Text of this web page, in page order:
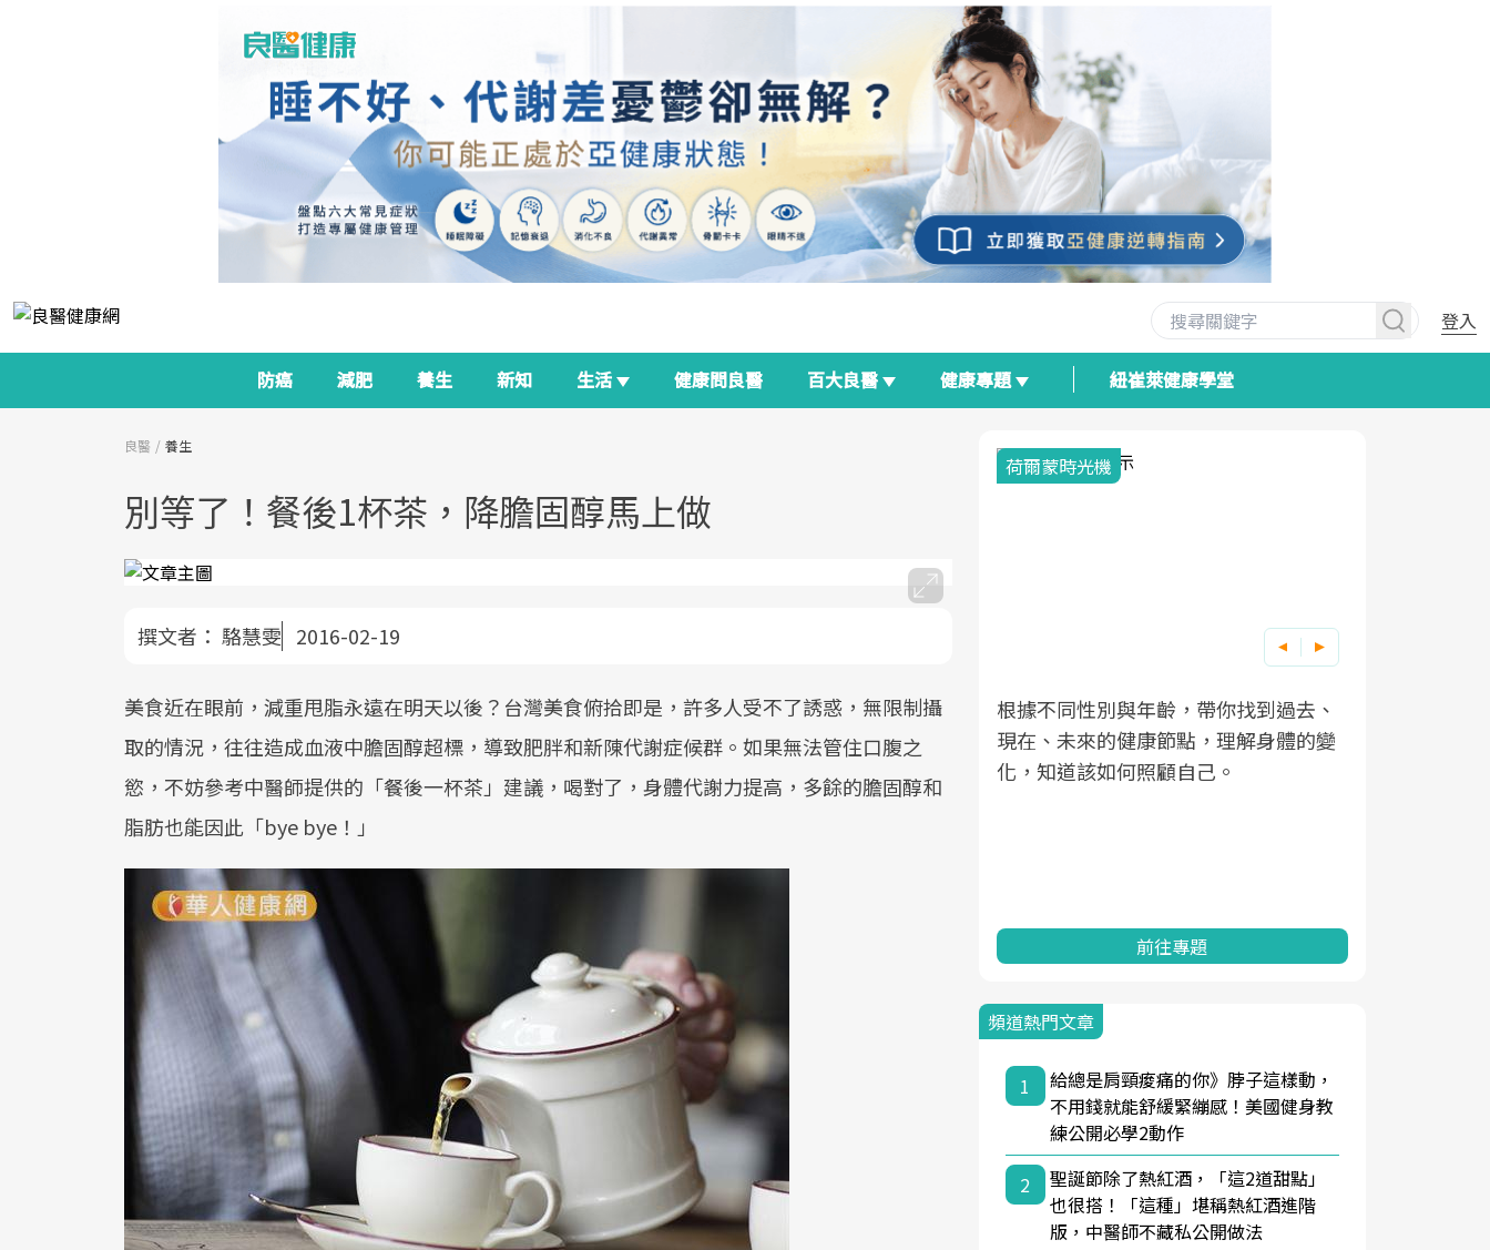
登入
防癌 減肥 養生 新知 生活 健康問良醫 百大良醫 健康專題 紐崔萊健康學堂
良醫 養生
別等了！餐後1杯茶，降膽固醇馬上做
撰文者： 駱慧雯 2016-02-19
美食近在眼前，減重甩脂永遠在明天以後？台灣美食俯拾即是，許多人受不了誘惑，無限制攝
取的情況，往往造成血液中膽固醇超標，導致肥胖和新陳代謝症候群。如果無法管住口腹之
慾，不妨參考中醫師提供的「餐後一杯茶」建議，喝對了，身體代謝力提高，多餘的膽固醇和
脂肪也能因此「bye bye！」
面對超高齡社會的浪潮，台灣正在快速
邁向「健康照護」的新時代。隨著國家
政策如「健康台灣推動委員會」與「長
照3.0」的推進，「預防醫學」已成全民
療院所的服務，更是民眾了解自身健康
2025年，就到良醫生活祭體驗「一站式
健康新生活」，從講座、體驗到運動，
全面啟動你的健康革命！
良醫健康網從「換季的身體變化」出
發，透過醫學觀點與日常感受的對話，
建立對亞健康的認知，進而引導實際的
改善行動。
荷爾蒙時光機
根據不同性別與年齡，帶你找到過去、
現在、未來的健康節點，理解身體的變
化，知道該如何照顧自己。
前往專題
頻道熱門文章
1
給總是肩頸痠痛的你》脖子這樣動，
不用錢就能舒緩緊繃感！美國健身教
練公開必學2動作
2
聖誕節除了熱紅酒，「這2道甜點」
也很搭！「這種」堪稱熱紅酒進階
版，中醫師不藏私公開做法